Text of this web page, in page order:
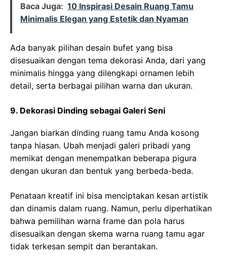
Baca Juga: 10 Inspirasi Desain Ruang Tamu
Minimalis Elegan yang Estetik dan Nyaman
Ada banyak pilihan desain bufet yang bisa
disesuaikan dengan tema dekorasi Anda, dari yang
minimalis hingga yang dilengkapi ornamen lebih
detail, serta berbagai pilihan warna dan ukuran.
9. Dekorasi Dinding sebagai Galeri Seni
Jangan biarkan dinding ruang tamu Anda kosong
tanpa hiasan. Ubah menjadi galeri pribadi yang
memikat dengan menempatkan beberapa pigura
dengan ukuran dan bentuk yang berbeda-beda.
Penataan kreatif ini bisa menciptakan kesan artistik
dan dinamis dalam ruang. Namun, perlu diperhatikan
bahwa pemilihan warna frame dan pola harus
disesuaikan dengan skema warna ruang tamu agar
tidak terkesan sempit dan berantakan.